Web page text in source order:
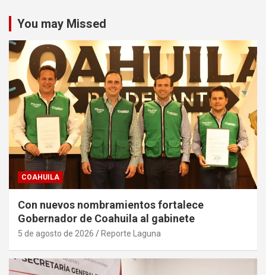
You may Missed
COAHUILA
Con nuevos nombramientos fortalece
Gobernador de Coahuila al gabinete
5 de agosto de 2026 Reporte Laguna